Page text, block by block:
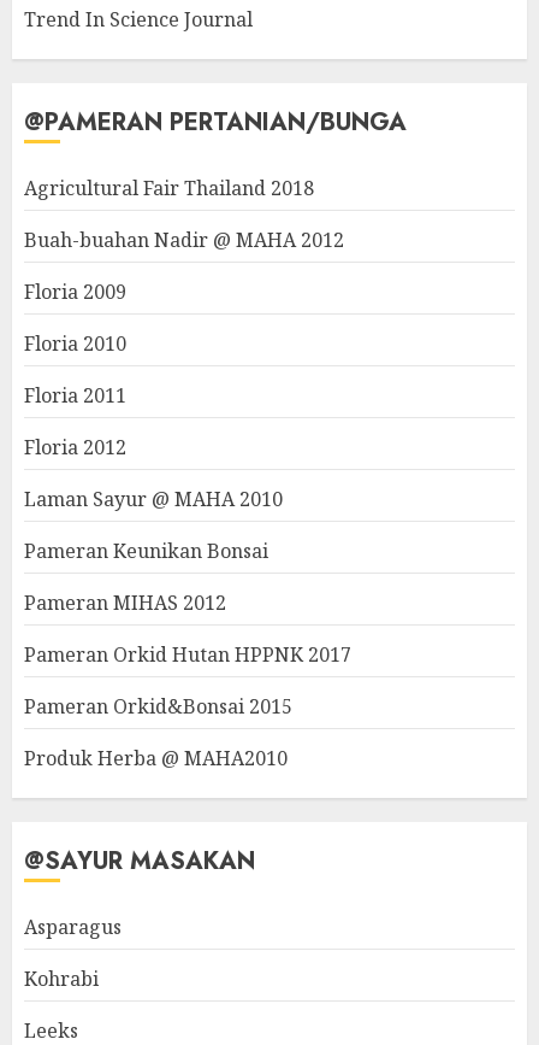
Trend In Science Journal
@PAMERAN PERTANIAN/BUNGA
Agricultural Fair Thailand 2018
Buah-buahan Nadir @ MAHA 2012
Floria 2009
Floria 2010
Floria 2011
Floria 2012
Laman Sayur @ MAHA 2010
Pameran Keunikan Bonsai
Pameran MIHAS 2012
Pameran Orkid Hutan HPPNK 2017
Pameran Orkid&Bonsai 2015
Produk Herba @ MAHA2010
@SAYUR MASAKAN
Asparagus
Kohrabi
Leeks